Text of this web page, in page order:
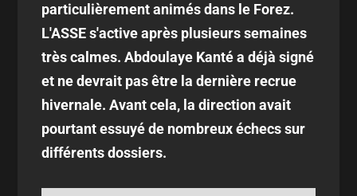
particulièrement animés dans le Forez.
L'ASSE s'active après plusieurs semaines
très calmes. Abdoulaye Kanté a déjà signé
et ne devrait pas être la dernière recrue
hivernale. Avant cela, la direction avait
pourtant essuyé de nombreux échecs sur
différents dossiers.